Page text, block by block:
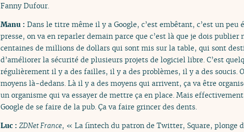
Fanny Dufour.
Manu : Dans le titre même il y a Google, c’est embêtant, c’est un peu
presse, on va en reparler demain parce que c’est là que je dois
centaines de millions de dollars qui sont mis sur la table, qui sont
d’améliorer la sécurité de plusieurs projets de logiciel libre. C’est
régulièrement il y a des failles, il y a des problèmes, il y a des
moyens là-dedans. Là il y a des moyens qui arrivent, ça va être
un organisme qui va essayer de mettre ça en place. Mais
Google de se faire de la pub. Ça va faire grincer des dents.
Luc : ZDNet France, « La fintech du patron de Twitter, Square, plonge